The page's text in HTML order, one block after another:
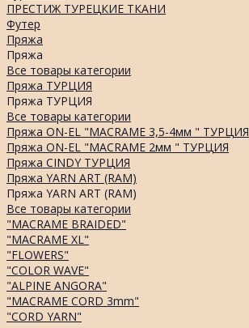
ПРЕСТИЖ ТУРЕЦКИЕ ТКАНИ
Футер
Пряжа
Пряжа
Все товары категории
Пряжа ТУРЦИЯ
Пряжа ТУРЦИЯ
Все товары категории
Пряжа ON-EL "MACRAME 3,5-4мм " ТУРЦИЯ
Пряжа ON-EL "MACRAME 2мм " ТУРЦИЯ
Пряжа CINDY ТУРЦИЯ
Пряжа YARN ART (RAM)
Пряжа YARN ART (RAM)
Все товары категории
"MACRAME BRAIDED"
"MACRAME XL"
"FLOWERS"
"COLOR WAVE"
"ALPINE ANGORA"
"MACRAME CORD 3mm"
"CORD YARN"